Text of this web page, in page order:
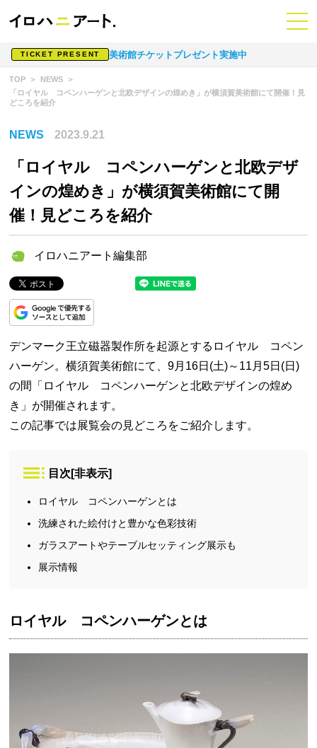
TICKET PRESENT 美術館チケットプレゼント実施中
TOP
NEWS
「ロイヤル コペンハーゲンと北欧デザインの煌めき」が横須賀美術館にて開催！見
どころを紹介
NEWS 2023.9.21
「ロイヤル コペンハーゲンと北欧デザ
インの煌めき」が横須賀美術館にて開
催！見どころを紹介
イロハニアート編集部
デンマーク王立磁器製作所を起源とするロイヤル コペン
ハーゲン。横須賀美術館にて、9月16日(土)～11月5日(日)
の間「ロイヤル コペンハーゲンと北欧デザインの煌め
き」が開催されます。
この記事では展覧会の見どころをご紹介します。
目次 [非表示]
ロイヤル コペンハーゲンとは
洗練された絵付けと豊かな色彩技術
ガラスアートやテーブルセッティング展示も
展示情報
ロイヤル コペンハーゲンとは